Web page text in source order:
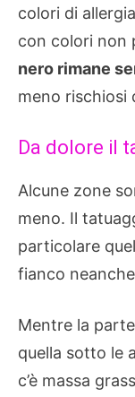
colori di
con colori non
nero rimane
meno rischiosi
Da dolore il
Alcune zone
meno. Il
particolare
fianco
Mentre la
quella sotto le
c’è massa